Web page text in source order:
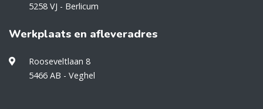
5258 VJ - Berlicum
Werkplaats en afleveradres
Rooseveltlaan 8
5466 AB - Veghel